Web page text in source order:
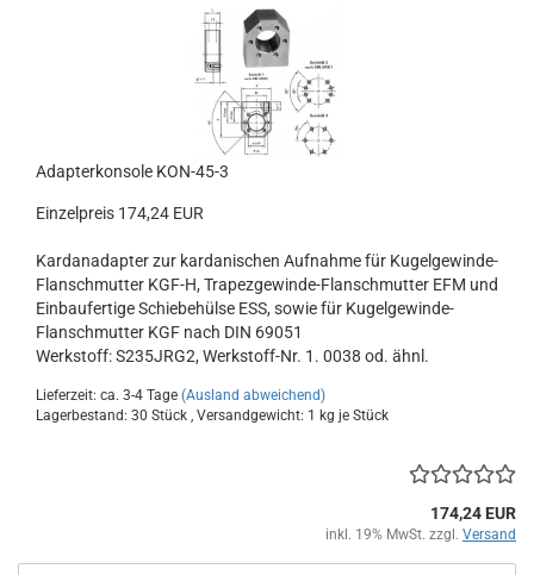
Adapterkonsole KON-45-3
Einzelpreis 174,24 EUR
Kardanadapter zur kardanischen Aufnahme für Kugelgewinde-
Flanschmutter KGF-H, Trapezgewinde-Flanschmutter EFM und
Einbaufertige Schiebehülse ESS, sowie für Kugelgewinde-
Flanschmutter KGF nach DIN 69051
Werkstoff: S235JRG2, Werkstoff-Nr. 1. 0038 od. ähnl.
Lieferzeit: ca. 3-4 Tage (Ausland abweichend)
Lagerbestand: 30 Stück , Versandgewicht: 1 kg je Stück
174,24 EUR
inkl. 19% MwSt. zzgl. Versand